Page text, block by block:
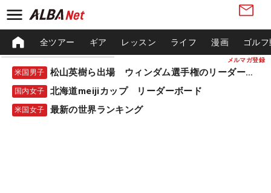
メルマガ登録
全ツアー ギア レッスン ライフ 漫画 ゴル
米国男子 松山英樹ら出場 ウィンダム選手権のリーダーボード
国内女子 北海道meijiカップ リーダーボード
米国女子 最新の世界ランキング